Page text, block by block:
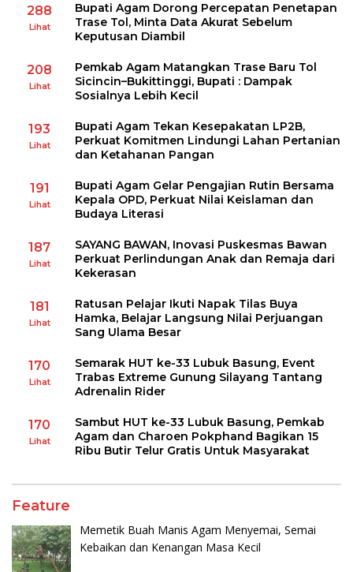
288
Lihat
Bupati Agam Dorong Percepatan Penetapan
Trase Tol, Minta Data Akurat Sebelum
Keputusan Diambil
208
Lihat
Pemkab Agam Matangkan Trase Baru Tol
Sicincin–Bukittinggi, Bupati : Dampak
Sosialnya Lebih Kecil
193
Lihat
Bupati Agam Tekan Kesepakatan LP2B,
Perkuat Komitmen Lindungi Lahan Pertanian
dan Ketahanan Pangan
191
Lihat
Bupati Agam Gelar Pengajian Rutin Bersama
Kepala OPD, Perkuat Nilai Keislaman dan
Budaya Literasi
187
Lihat
SAYANG BAWAN, Inovasi Puskesmas Bawan
Perkuat Perlindungan Anak dan Remaja dari
Kekerasan
181
Lihat
Ratusan Pelajar Ikuti Napak Tilas Buya
Hamka, Belajar Langsung Nilai Perjuangan
Sang Ulama Besar
170
Lihat
Semarak HUT ke-33 Lubuk Basung, Event
Trabas Extreme Gunung Silayang Tantang
Adrenalin Rider
170
Lihat
Sambut HUT ke-33 Lubuk Basung, Pemkab
Agam dan Charoen Pokphand Bagikan 15
Ribu Butir Telur Gratis Untuk Masyarakat
Feature
Memetik Buah Manis Agam Menyemai, Semai
Kebaikan dan Kenangan Masa Kecil